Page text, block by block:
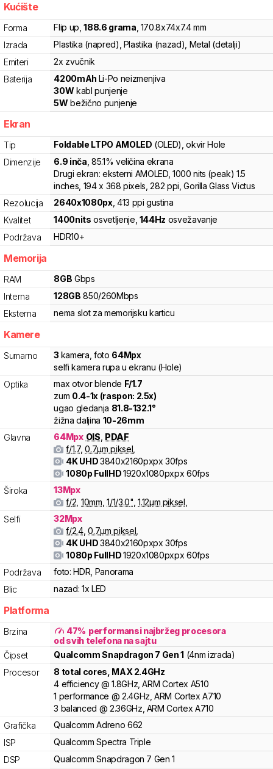
Kućište
Forma Flip up ,188.6 grama 170.8x74x7.4mm
Izrada
Plastika (napred), Plastika (nazad), Metal (detalji)
Emiteri
2x zvučnik
Baterija
4200mAh Li-Po neizmenjiva
30W kabl punjenje
5W bežično punjenje
Ekran
Tip Foldable LTPO AMOLED (OLED) , okvir Hole
Dimenzije
6.9 inča , 85.1% veličina ekrana
Drugi ekran: eksterni AMOLED, 1000 nits (peak) 1.5
inches, 194 x 368 pixels, 282 ppi, Gorilla Glass Victus
Rezolucija
2640x1080px, 413 ppi gustina
Kvalitet
1400nits osvetljenje 144Hz osvežavanje
Podržava
HDR10+
Memorija
RAM 8GB Gbps
Interna
128GB 850/260Mbps
Eksterna
nema slot za memorijsku karticu
Kamere
Sumarno 3 kamera foto 64Mpx
selfi kamera rupa u ekranu (Hole)
Optika
max otvor blende F/1.7
zum 0.4-1x (raspon: 2.5x)
ugao gledanja 81.8-132.1°
žižna daljina 10-26mm
Glavna
64Mpx OIS PDAF
f/1.7, 0.7µm piksel
4K UHD3840x2160pxpx30fps
1080p FullHD1920x1080pxpx60fps
Široka
13Mpx
f/2 10mm 1/1/3.0" 1.12µm piksel
Selfi
32Mpx
f/2.4, 0.7µm piksel
4K UHD3840x2160pxpx30fps
1080p FullHD1920x1080pxpx60fps
Podržava
foto: HDR, Panorama
Blic
nazad: 1x LED
Platforma
Brzina 47% performansi najbržeg procesora
od svih telefona na sajtu
Čipset
QualcommSnapdragon 7 Gen 1 (4nm izrada)
Procesor
8 total cores , MAX 2.4GHz
4 efficiency @ 1.8GHz,ARM Cortex A510
1 performance @ 2.4GHz,ARM Cortex A710
3 balanced @ 2.36GHz, ARM Cortex A710
Grafička
Qualcomm Adreno 662
ISP
Qualcomm Spectra Triple
DSP
Qualcomm Snapdragon 7 Gen 1